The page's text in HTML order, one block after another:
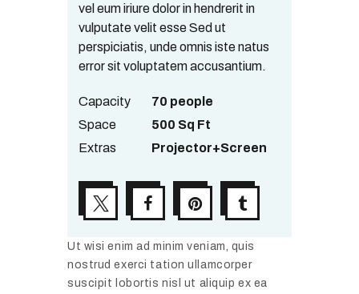
Ut wisi enim ad minim veniam, quis
nostrud exerci tation ullamcorper
suscipit lobortis nisl ut aliquip ex ea
vel eum iriure dolor in hendrerit in
vulputate velit esse Sed ut
perspiciatis, unde omnis iste natus
error sit voluptatem accusantium.
Capacity
70 people
Space
500 Sq Ft
Extras
Projector+Screen